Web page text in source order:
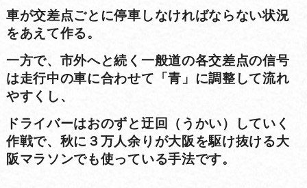
車が交差点ごとに停車しなければならない状況
をあえて作る。
一方で、市外へと続く一般道の各交差点の信号
は走行中の車に合わせて「青」に調整して流れ
やすくし、
ドライバーはおのずと迂回（うかい）していく
作戦で、秋に３万人余りが大阪を駆け抜ける大
阪マラソンでも使っている手法です。